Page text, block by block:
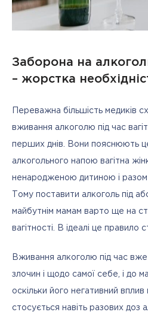
Заборона на
– жорстка
Переважна більшість медиків
вживання алкоголю під час
перших днів. Вони пояснюють
алкогольного напою вагітна
ненародженою дитиною і
Тому поставити алкоголь під
майбутнім мамам варто ще на
вагітності. В ідеалі це правило
Вживання алкоголю під час вже
злочин і щодо самої себе, і до
оскільки його негативний
стосується навіть разових